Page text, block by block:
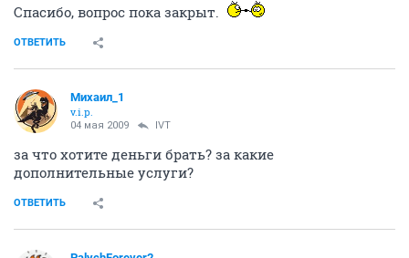
Спасибо, вопрос пока закрыт.
ОТВЕТИТЬ
Михаил_1
v.i.p.
04 мая 2009 IVT
за что хотите деньги брать? за какие
дополнительные услуги?
ОТВЕТИТЬ